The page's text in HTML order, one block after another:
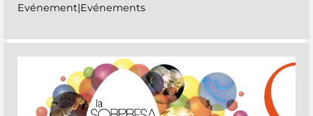
Evénement|Evénements